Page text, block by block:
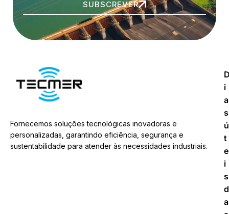
SUBSCREVER
Fornecemos soluções tecnológicas inovadoras e
personalizadas, garantindo eficiência, segurança e
sustentabilidade para atender às necessidades industriais.
i
a
s
ú
t
e
i
s
d
a